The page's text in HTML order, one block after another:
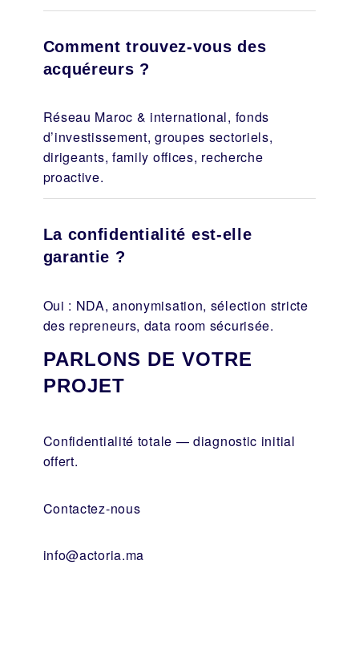
Comment trouvez-vous des
acquéreurs ?
Réseau Maroc & international, fonds
d’investissement, groupes sectoriels,
dirigeants, family offices, recherche
proactive.
La confidentialité est-elle
garantie ?
Oui : NDA, anonymisation, sélection stricte
des repreneurs, data room sécurisée.
PARLONS DE VOTRE
PROJET
Confidentialité totale — diagnostic initial
offert.
Contactez-nous
info@actoria.ma